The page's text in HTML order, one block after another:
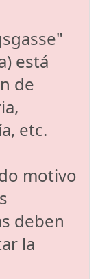
está
de
etc.
motivo
deben
la